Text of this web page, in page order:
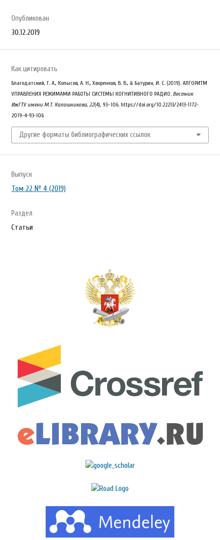
Опубликован
30.12.2019
Как цитировать
Благодатский, Г. А., Копысов, А. Н., Хворенков, В. В., & Батурин, И. С. (2019). АЛГОРИТМ
УПРАВЛЕНИЯ РЕЖИМАМИ РАБОТЫ СИСТЕМЫ КОГНИТИВНОГО РАДИО. Вестник
ИжГТУ имени М.Т. Калашникова, 22(4), 93–106. https://doi.org/10.22213/2413-1172-
2019-4-93-106
Другие форматы библиографических ссылок
Выпуск
Том 22 № 4 (2019)
Раздел
Статьи